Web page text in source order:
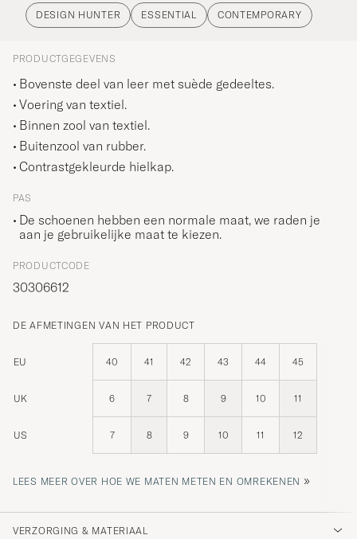
DESIGN HUNTER ESSENTIAL CONTEMPORARY
PRODUCTGEGEVENS
Bovenste deel van leer met suède gedeeltes.
Voering van textiel.
Binnen zool van textiel.
Buitenzool van rubber.
Contrastgekleurde hielkap.
PAS
De schoenen hebben een normale maat, we raden je
aan je gebruikelijke maat te kiezen.
PRODUCTCODE
30306612
DE AFMETINGEN VAN HET PRODUCT
EU 40 41 42 43 44 45
UK 6 7 8 9 10 11
US 7 8 9 10 11 12
LEES MEER OVER HOE WE MATEN METEN EN OMREKENEN »
VERZORGING & MATERIAAL